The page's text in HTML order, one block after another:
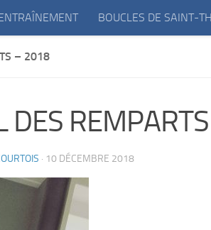
BOUCLES DE SAINT-
– 2018
DES
· 10 DÉCEMBRE 2018